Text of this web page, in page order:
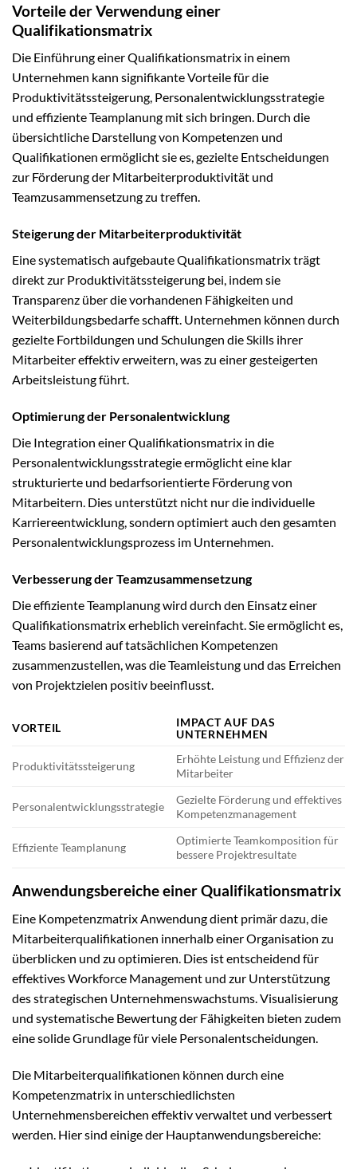
Vorteile der Verwendung einer
Qualifikationsmatrix
Die Einführung einer Qualifikationsmatrix in einem
Unternehmen kann signifikante Vorteile für die
Produktivitätssteigerung, Personalentwicklungsstrategie
und effiziente Teamplanung mit sich bringen. Durch die
übersichtliche Darstellung von Kompetenzen und
Qualifikationen ermöglicht sie es, gezielte Entscheidungen
zur Förderung der Mitarbeiterproduktivität und
Teamzusammensetzung zu treffen.
Steigerung der Mitarbeiterproduktivität
Eine systematisch aufgebaute Qualifikationsmatrix trägt
direkt zur Produktivitätssteigerung bei, indem sie
Transparenz über die vorhandenen Fähigkeiten und
Weiterbildungsbedarfe schafft. Unternehmen können durch
gezielte Fortbildungen und Schulungen die Skills ihrer
Mitarbeiter effektiv erweitern, was zu einer gesteigerten
Arbeitsleistung führt.
Optimierung der Personalentwicklung
Die Integration einer Qualifikationsmatrix in die
Personalentwicklungsstrategie ermöglicht eine klar
strukturierte und bedarfsorientierte Förderung von
Mitarbeitern. Dies unterstützt nicht nur die individuelle
Karriereentwicklung, sondern optimiert auch den gesamten
Personalentwicklungsprozess im Unternehmen.
Verbesserung der Teamzusammensetzung
Die effiziente Teamplanung wird durch den Einsatz einer
Qualifikationsmatrix erheblich vereinfacht. Sie ermöglicht es,
Teams basierend auf tatsächlichen Kompetenzen
zusammenzustellen, was die Teamleistung und das Erreichen
von Projektzielen positiv beeinflusst.
VORTEIL
IMPACT AUF DAS
UNTERNEHMEN
Produktivitätssteigerung
Erhöhte Leistung und Effizienz der
Mitarbeiter
Personalentwicklungsstrategie
Gezielte Förderung und effektives
Kompetenzmanagement
Effiziente Teamplanung
Optimierte Teamkomposition für
bessere Projektresultate
Anwendungsbereiche einer Qualifikationsmatrix
Eine Kompetenzmatrix Anwendung dient primär dazu, die
Mitarbeiterqualifikationen innerhalb einer Organisation zu
überblicken und zu optimieren. Dies ist entscheidend für
effektives Workforce Management und zur Unterstützung
des strategischen Unternehmenswachstums. Visualisierung
und systematische Bewertung der Fähigkeiten bieten zudem
eine solide Grundlage für viele Personalentscheidungen.
Die Mitarbeiterqualifikationen können durch eine
Kompetenzmatrix in unterschiedlichsten
Unternehmensbereichen effektiv verwaltet und verbessert
werden. Hier sind einige der Hauptanwendungsbereiche: